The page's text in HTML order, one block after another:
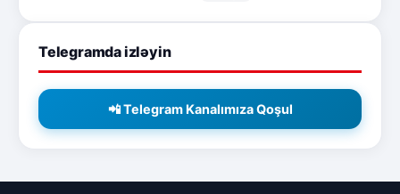
Telegramda izləyin
📲 Telegram Kanalımıza Qoşul